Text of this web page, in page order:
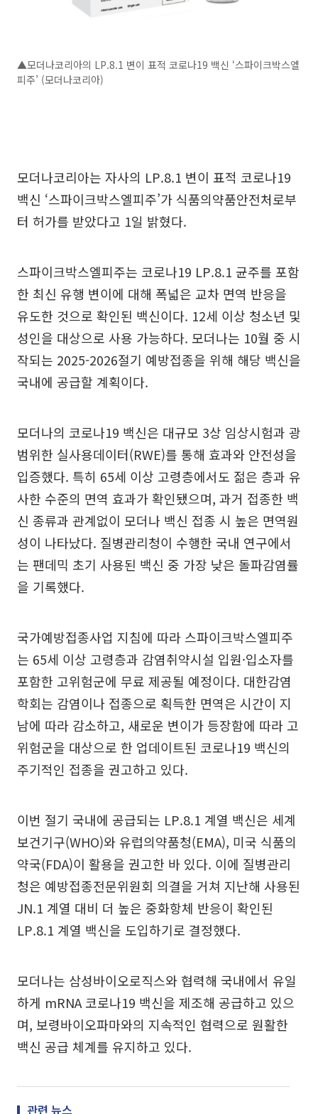
▲모더나코리아의 LP.8.1 변이 표적 코로나19 백신 ‘스파이크박스엘
피주’ (모더나코리아)
모더나코리아는 자사의 LP.8.1 변이 표적 코로나19
백신 ‘스파이크박스엘피주’가 식품의약품안전처로부
터 허가를 받았다고 1일 밝혔다.
스파이크박스엘피주는 코로나19 LP.8.1 균주를 포함
한 최신 유행 변이에 대해 폭넓은 교차 면역 반응을
유도한 것으로 확인된 백신이다. 12세 이상 청소년 및
성인을 대상으로 사용 가능하다. 모더나는 10월 중 시
작되는 2025-2026절기 예방접종을 위해 해당 백신을
국내에 공급할 계획이다.
모더나의 코로나19 백신은 대규모 3상 임상시험과 광
범위한 실사용데이터(RWE)를 통해 효과와 안전성을
입증했다. 특히 65세 이상 고령층에서도 젊은 층과 유
사한 수준의 면역 효과가 확인됐으며, 과거 접종한 백
신 종류과 관계없이 모더나 백신 접종 시 높은 면역원
성이 나타났다. 질병관리청이 수행한 국내 연구에서
는 팬데믹 초기 사용된 백신 중 가장 낮은 돌파감염률
을 기록했다.
국가예방접종사업 지침에 따라 스파이크박스엘피주
는 65세 이상 고령층과 감염취약시설 입원·입소자를
포함한 고위험군에 무료 제공될 예정이다. 대한감염
학회는 감염이나 접종으로 획득한 면역은 시간이 지
남에 따라 감소하고, 새로운 변이가 등장함에 따라 고
위험군을 대상으로 한 업데이트된 코로나19 백신의
주기적인 접종을 권고하고 있다.
이번 절기 국내에 공급되는 LP.8.1 계열 백신은 세계
보건기구(WHO)와 유럽의약품청(EMA), 미국 식품의
약국(FDA)이 활용을 권고한 바 있다. 이에 질병관리
청은 예방접종전문위원회 의결을 거쳐 지난해 사용된
JN.1 계열 대비 더 높은 중화항체 반응이 확인된
LP.8.1 계열 백신을 도입하기로 결정했다.
모더나는 삼성바이오로직스와 협력해 국내에서 유일
하게 mRNA 코로나19 백신을 제조해 공급하고 있으
며, 보령바이오파마와의 지속적인 협력으로 원활한
백신 공급 체계를 유지하고 있다.
관련 뉴스